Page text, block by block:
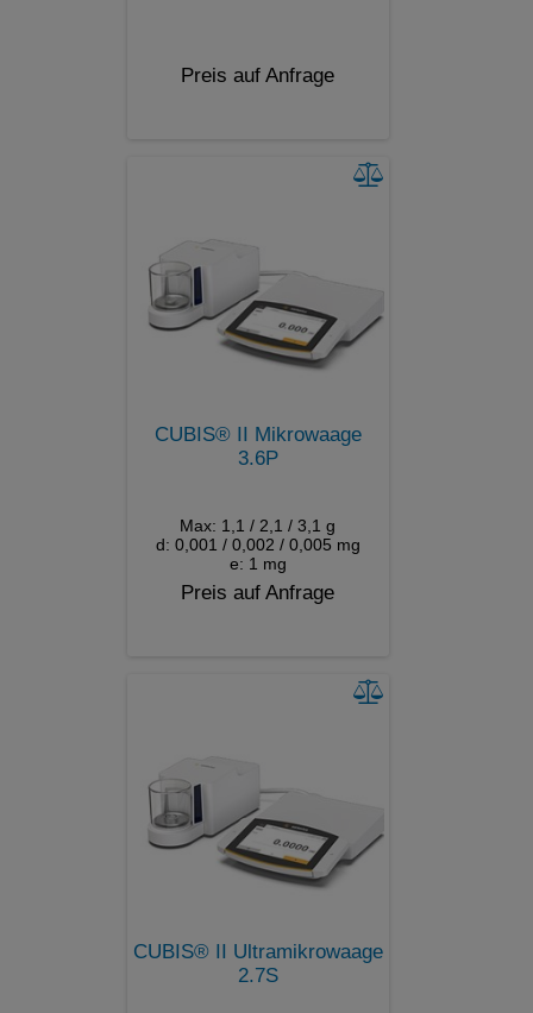
Preis auf Anfrage
CUBIS® II Mikrowaage
3.6P
Max: 1,1 / 2,1 / 3,1 g
d: 0,001 / 0,002 / 0,005 mg
e: 1 mg
Preis auf Anfrage
CUBIS® II Ultramikrowaage
2.7S